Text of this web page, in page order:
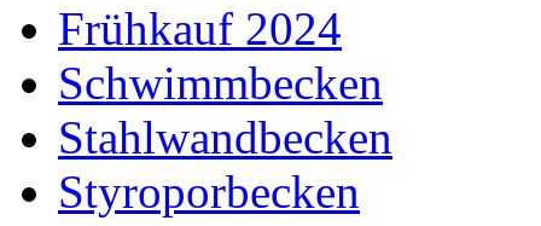
Frühkauf 2024
Schwimmbecken
Stahlwandbecken
Styroporbecken